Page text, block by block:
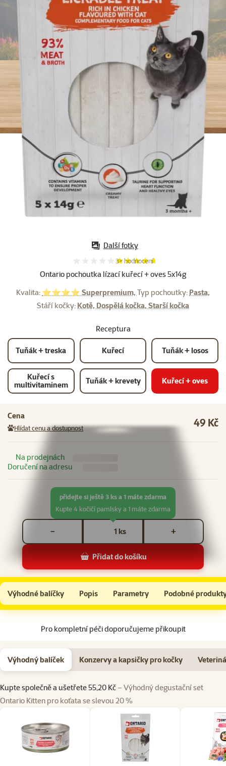
Ontario pochoutka lízací kuřecí + oves 5x14g
Hodnocení 93%, počet hodnocení:
3× hodnocení
Kvalita: ⭐⭐⭐⭐ Superpremium, Typ pochoutky: Pasta,
Stáří kočky: Kotě, Dospělá kočka, Starší kočka
Receptura
Tuňák + treska Kuřecí Tuňák + losos
Kuřecí s
multivitaminem
Tuňák + krevety Kuřecí + oves
Cena
Hlídat cenu a dostupnost 49 Kč
Na prodejnách
Doručení na adresu
ks
− +
přidejte si ještě 3 ks a 1 máte zdarma
Kupte 4 kočičí pamlsky a 1 máte zdarma
Přidat do košíku
Další fotky
Ontario pochoutka lízací kuřecí + oves 5x14g
Do košíku
Výhodné balíčky Popis Parametry Podobné
Na začátek stránky
Pro kompletní péči doporučujeme přikoupit
Výhodný balíček Konzervy a kapsičky pro kočky
Kupte společně a ušetřete 55,20 Kč – Výhodný degustační set
Ontario Kitten pro koťata se slevou 20 %